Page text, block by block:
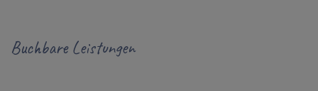
Buchbare Leistungen